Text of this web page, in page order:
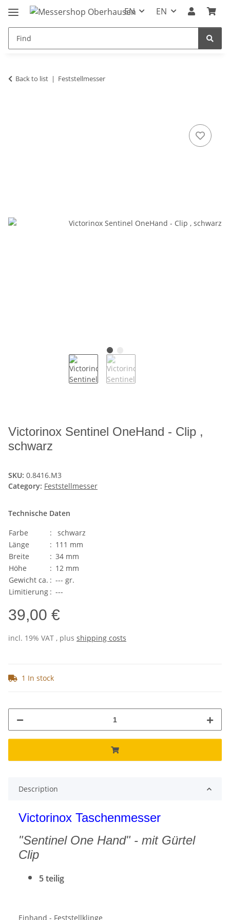
EN EN
Back to list Feststellmesser
Victorinox Sentinel OneHand - Clip ,
schwarz
SKU: 0.8416.M3
Category: Feststellmesser
Technische Daten
Farbe
:
schwarz
Länge
: 111 mm
Breite
: 34 mm
Höhe
: 12 mm
Gewicht ca. : --- gr.
Limitierung : ---
39,00 €
incl. 19% VAT , plus shipping costs
1 In stock
Description
Victorinox Taschenmesser
"Sentinel One Hand" - mit Gürtel
Clip
5 teilig
Einhand - Feststellklinge